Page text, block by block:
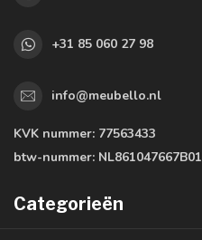
+31 85 060 27 98
info@meubello.nl
KVK nummer: 77563433
btw-nummer: NL861047667B01
Categorieën